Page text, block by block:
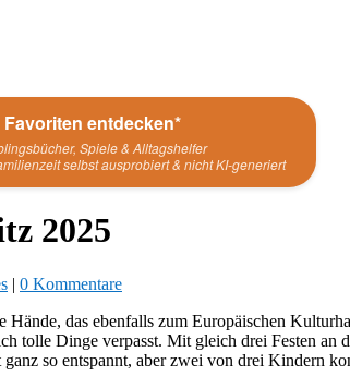
Favoriten entdecken*
Spiele & Alltagshelfer
selbst ausprobiert & nicht KI-generiert
2025
| 0 Kommentare
Hände, das ebenfalls zum Europäischen
Dinge verpasst. Mit gleich drei Festen an
so entspannt, aber zwei von drei Kindern